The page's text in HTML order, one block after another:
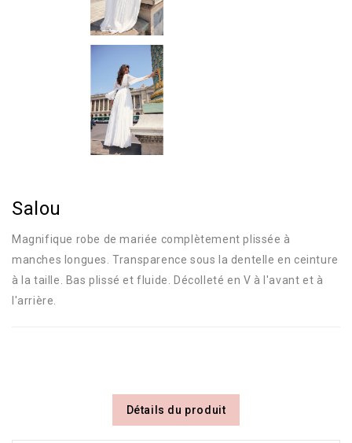
Salou
Magnifique robe de mariée complètement plissée à
manches longues. Transparence sous la dentelle en ceinture
à la taille. Bas plissé et fluide. Décolleté en V à l'avant et à
l'arrière.
Détails du produit